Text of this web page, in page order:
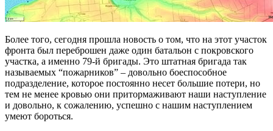
Более того, сегодня прошла новость о том, что на этот участок
фронта был переброшен даже один батальон с покровского
участка, а именно 79-й бригады. Это штатная бригада так
называемых “пожарников” – довольно боеспособное
подразделение, которое постоянно несет большие потери, но
тем не менее кровью они притормаживают наши наступление
и довольно, к сожалению, успешно с нашим наступлением
умеют бороться.